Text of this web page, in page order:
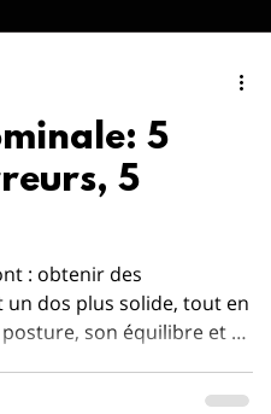
5
5
: obtenir des
dos plus solide, tout en
son équilibre et sa
: garder le dos droit (ni